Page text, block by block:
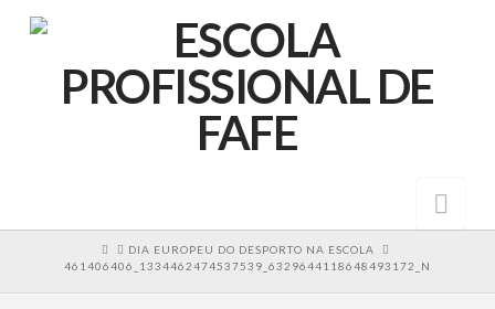
HOMEDIA EUROPEU DO DESPORTO NA ESCOLA
461406406_1334462474537539_6329644118648493172_N